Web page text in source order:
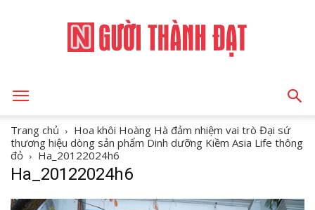
Trang chủ
Hoa khôi Hoàng Hà đảm nhiệm vai trò Đại sứ
thương hiệu dòng sản phẩm Dinh dưỡng Kiềm Asia Life thông
đỏ
Ha_20122024h6
Ha_20122024h6